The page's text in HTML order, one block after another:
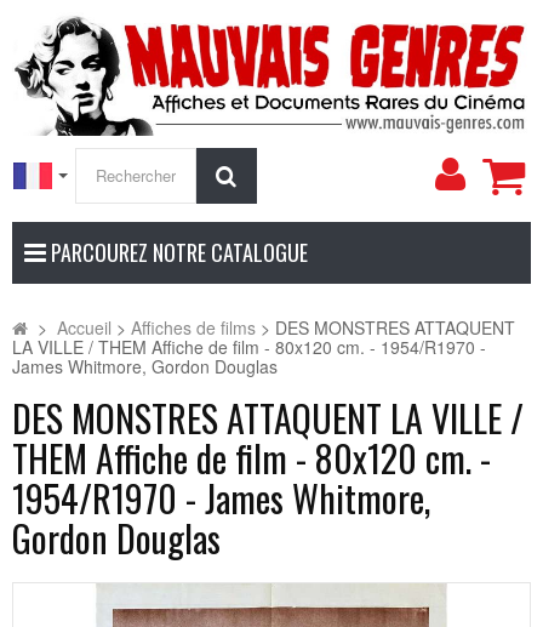
Mon
PARCOUREZ NOTRE CATALOGUE
> Accueil > Affiches de films > DES MONSTRES ATTAQUENT
LA VILLE / THEM Affiche de film - 80x120 cm. - 1954/R1970 -
James Whitmore, Gordon Douglas
DES MONSTRES ATTAQUENT LA VILLE /
THEM Affiche de film - 80x120 cm. -
1954/R1970 - James Whitmore,
Gordon Douglas